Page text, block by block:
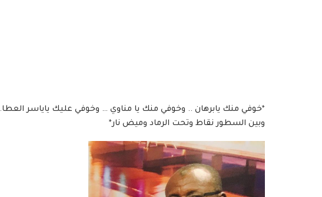
*خوفي منك يابرهان .. وخوفي منك يا مناوي … وخوفي عليك ياياسر
وبين السطور نقاط وتحت الرماد وميض نار*